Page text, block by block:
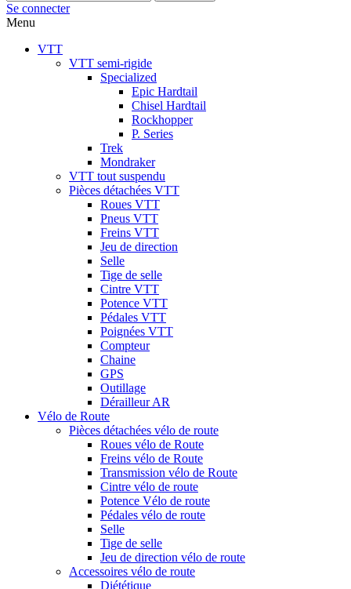
Se connecter
Menu
VTT
VTT semi-rigide
Specialized
Epic Hardtail
Chisel Hardtail
Rockhopper
P. Series
Trek
Mondraker
VTT tout suspendu
Pièces détachées VTT
Roues VTT
Pneus VTT
Freins VTT
Jeu de direction
Selle
Tige de selle
Cintre VTT
Potence VTT
Pédales VTT
Poignées VTT
Compteur
Chaine
GPS
Outillage
Dérailleur AR
Vélo de Route
Pièces détachées vélo de route
Roues vélo de Route
Freins vélo de Route
Transmission vélo de Route
Cintre vélo de route
Potence Vélo de route
Pédales vélo de route
Selle
Tige de selle
Jeu de direction vélo de route
Accessoires vélo de route
Diététique